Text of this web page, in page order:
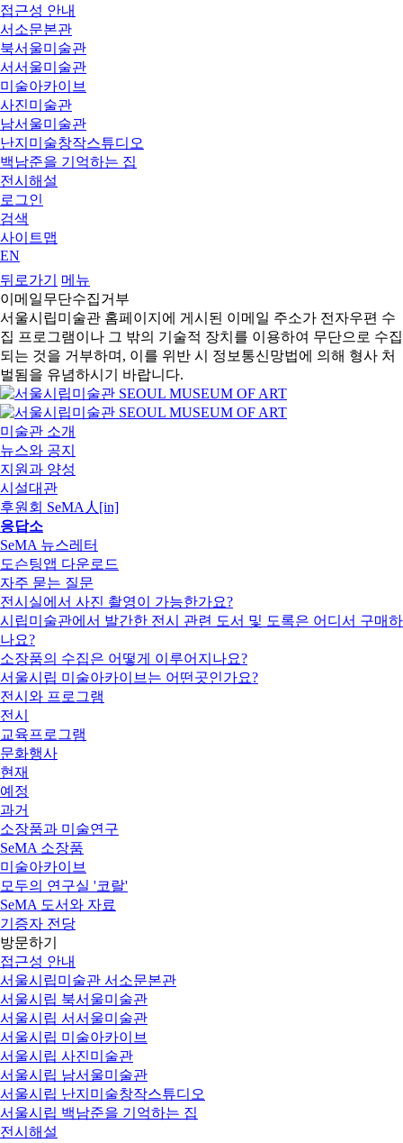
접근성 안내
서소문본관
북서울미술관
서서울미술관
미술아카이브
사진미술관
남서울미술관
난지미술창작스튜디오
백남준을 기억하는 집
전시해설
로그인
검색
사이트맵
EN
뒤로가기
메뉴
이메일무단수집거부
서울시립미술관 홈페이지에 게시된 이메일 주소가 전자우편 수
집 프로그램이나 그 밖의 기술적 장치를 이용하여 무단으로 수집
되는 것을 거부하며, 이를 위반 시 정보통신망법에 의해 형사 처
벌됨을 유념하시기 바랍니다.
미술관 소개
뉴스와 공지
지원과 양성
시설대관
후원회 SeMA人[in]
응답소
SeMA 뉴스레터
도슨팅앱 다운로드
자주 묻는 질문
전시실에서 사진 촬영이 가능한가요?
시립미술관에서 발간한 전시 관련 도서 및 도록은 어디서 구매하
나요?
소장품의 수집은 어떻게 이루어지나요?
서울시립 미술아카이브는 어떤곳인가요?
전시와 프로그램
전시
교육프로그램
문화행사
현재
예정
과거
소장품과 미술연구
SeMA 소장품
미술아카이브
모두의 연구실 '코랄'
SeMA 도서와 자료
기증자 전당
방문하기
접근성 안내
서울시립미술관 서소문본관
서울시립 북서울미술관
서울시립 서서울미술관
서울시립 미술아카이브
서울시립 사진미술관
서울시립 남서울미술관
서울시립 난지미술창작스튜디오
서울시립 백남준을 기억하는 집
전시해설